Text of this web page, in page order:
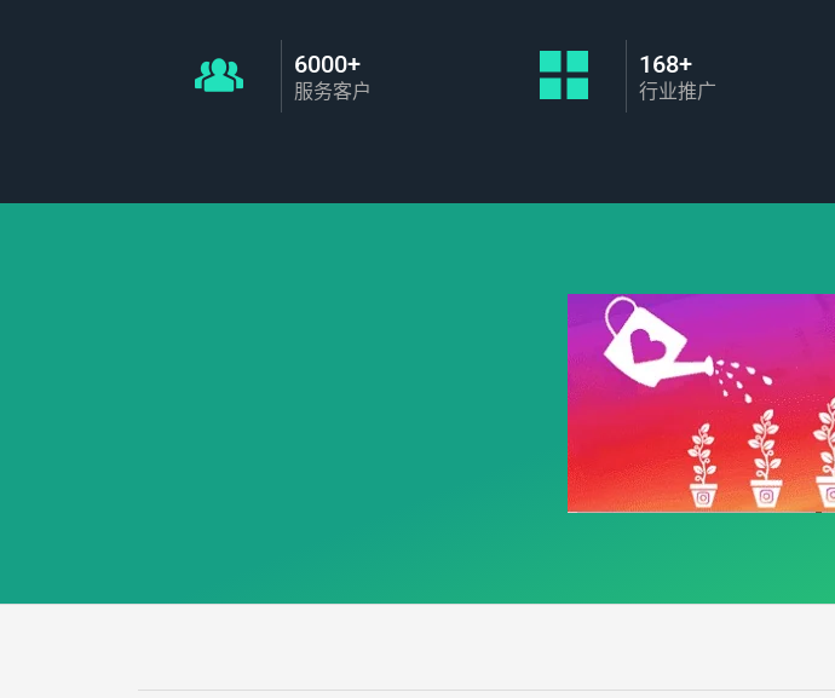
6000+
服务客户
168+
行业推广